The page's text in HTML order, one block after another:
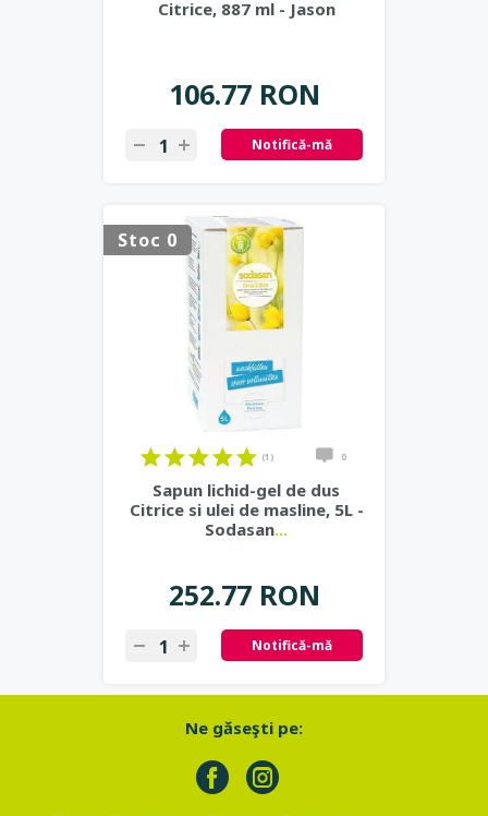
Citrice, 887 ml - Jason
106.77 RON
Notifică-mă
Stoc 0
(1) 0
Sapun lichid-gel de dus
Citrice si ulei de masline, 5L -
Sodasan...
252.77 RON
Notifică-mă
Ne găseşti pe: